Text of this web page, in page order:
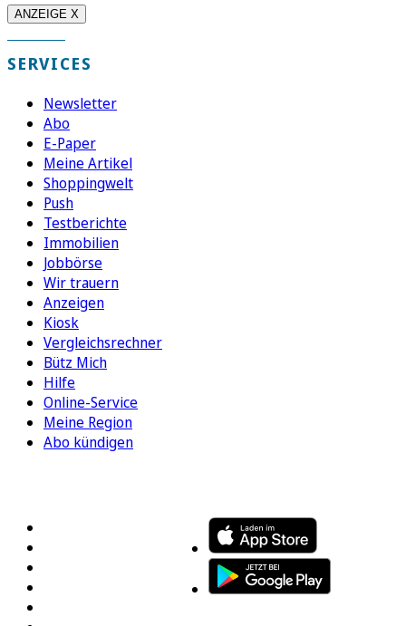
ANZEIGE X
SERVICES
Newsletter
Abo
E-Paper
Meine Artikel
Shoppingwelt
Push
Testberichte
Immobilien
Jobbörse
Wir trauern
Anzeigen
Kiosk
Vergleichsrechner
Bütz Mich
Hilfe
Online-Service
Meine Region
Abo kündigen